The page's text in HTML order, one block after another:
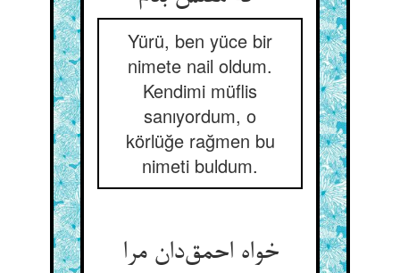
Yürü, ben yüce bir
nimete nail oldum.
Kendimi müflis
sanıyordum, o
körlüğe rağmen bu
nimeti buldum.
خواه احمق‌دان مرا